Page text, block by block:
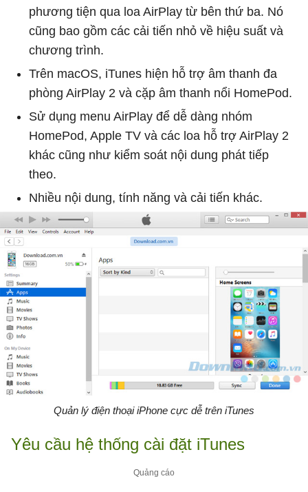
phương tiện qua loa AirPlay từ bên thứ ba. Nó
cũng bao gồm các cải tiến nhỏ về hiệu suất và
chương trình.
Trên macOS, iTunes hiện hỗ trợ âm thanh đa
phòng AirPlay 2 và cặp âm thanh nổi HomePod.
Sử dụng menu AirPlay để dễ dàng nhóm
HomePod, Apple TV và các loa hỗ trợ AirPlay 2
khác cũng như kiểm soát nội dung phát tiếp
theo.
Nhiều nội dung, tính năng và cải tiến khác.
Quản lý điện thoại iPhone cực dễ trên iTunes
Yêu cầu hệ thống cài đặt iTunes